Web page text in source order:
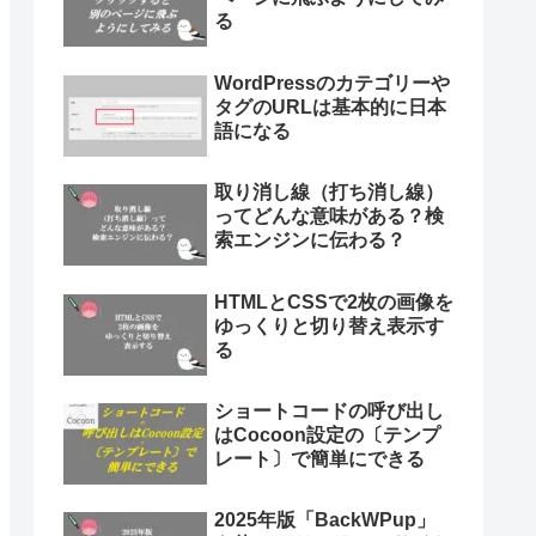
る
WordPressのカテゴリーや
タグのURLは基本的に日本
語になる
取り消し線（打ち消し線）
ってどんな意味がある？検
索エンジンに伝わる？
HTMLとCSSで2枚の画像を
ゆっくりと切り替え表示す
る
ショートコードの呼び出し
はCocoon設定の〔テンプ
レート〕で簡単にできる
2025年版「BackWPup」